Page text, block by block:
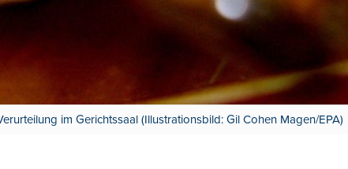
im Gerichtssaal (Illustrationsbild: Gil Cohen Magen/EPA)